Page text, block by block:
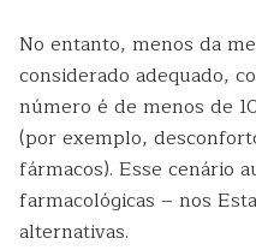
No entanto, menos da
considerado adequado,
número é de menos de
(por exemplo,
fármacos). Esse cenário
farmacológicas – nos
alternativas.